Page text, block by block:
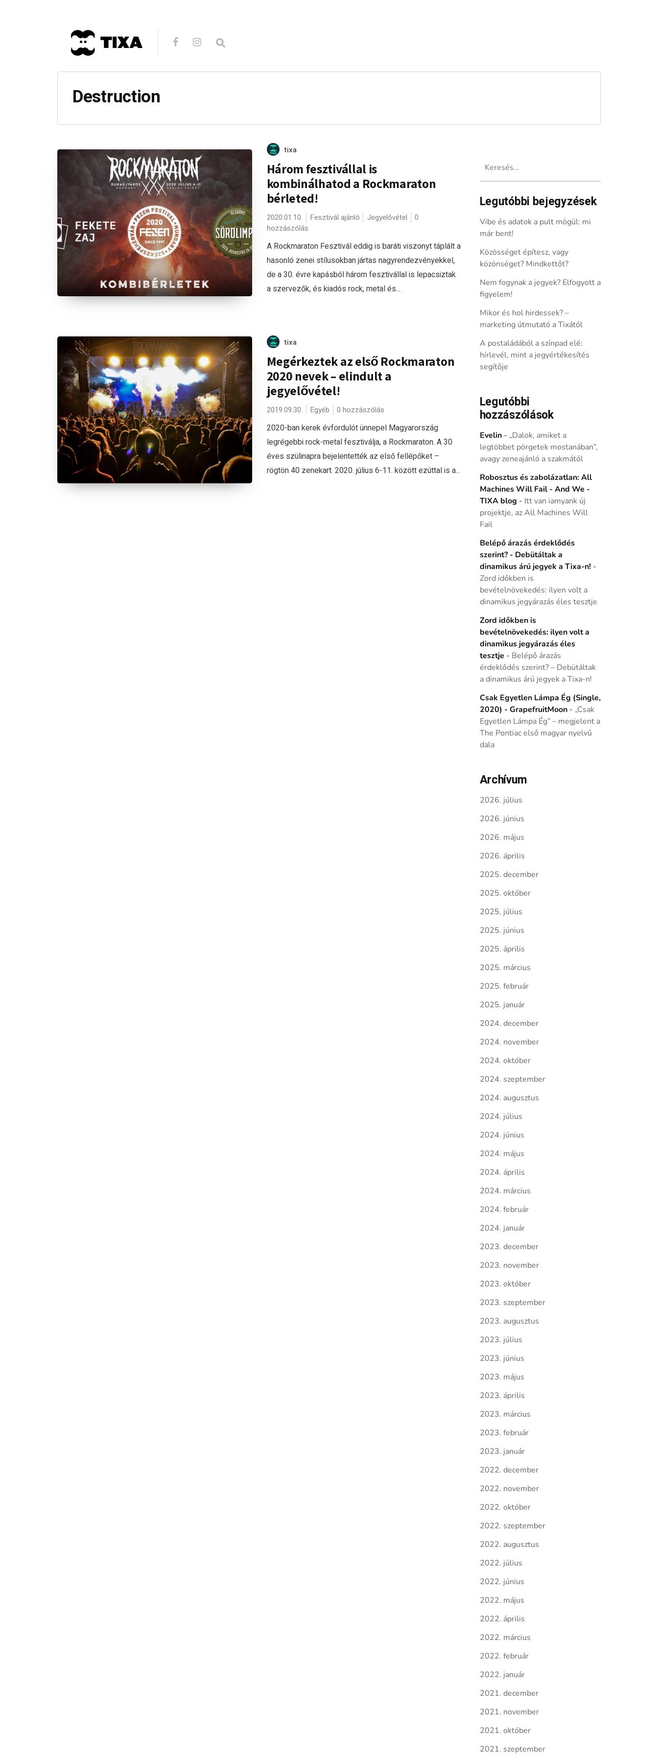
Destruction
tixa
Három fesztivállal is
kombinálhatod a Rockmaraton
bérleted!
2020.01.10. Fesztivál ajánló Jegyelővétel
0
hozzászólás
A Rockmaraton Fesztivál eddig is baráti viszonyt táplált a
hasonló zenei stílusokban jártas nagyrendezvényekkel,
de a 30. évre kapásból három fesztivállal is lepacsiztak
a szervezők, és kiadós rock, metal és...
tixa
Megérkeztek az első Rockmaraton
2020 nevek – elindult a
jegyelővétel!
2019.09.30. Egyéb 0 hozzászólás
2020-ban kerek évfordulót ünnepel Magyarország
legrégebbi rock-metal fesztiválja, a Rockmaraton. A 30
éves szülinapra bejelentették az első fellépőket –
rögtön 40 zenekart. 2020. július 6-11. között ezúttal is a...
Legutóbbi bejegyzések
Vibe és adatok a pult mögül: mi
már bent!
Közösséget építesz, vagy
közönséget? Mindkettőt?
Nem fogynak a jegyek? Elfogyott a
figyelem!
Mikor és hol hirdessek? –
marketing útmutató a Tixától
A postaládából a színpad elé:
hírlevél, mint a jegyértékesítés
segítője
Legutóbbi
hozzászólások
Evelin- „Dalok, amiket a
legtöbbet pörgetek mostanában”,
avagy zeneajánló a szakmától
Robosztus és zabolázatlan: All
Machines Will Fail - And We -
TIXA blog - Itt van iamyank új
projektje, az All Machines Will
Fail
Belépő árazás érdeklődés
szerint? - Debütáltak a
dinamikus árú jegyek a Tixa-n! -
Zord időkben is
bevételnövekedés: ilyen volt a
dinamikus jegyárazás éles tesztje
Zord időkben is
bevételnövekedés: ilyen volt a
dinamikus jegyárazás éles
tesztje - Belépő árazás
érdeklődés szerint? – Debütáltak
a dinamikus árú jegyek a Tixa-n!
Csak Egyetlen Lámpa Ég (Single,
2020) - GrapefruitMoon- „Csak
Egyetlen Lámpa Ég” – megjelent a
The Pontiac első magyar nyelvű
dala
Archívum
2026. július
2026. június
2026. május
2026. április
2025. december
2025. október
2025. július
2025. június
2025. április
2025. március
2025. február
2025. január
2024. december
2024. november
2024. október
2024. szeptember
2024. augusztus
2024. július
2024. június
2024. május
2024. április
2024. március
2024. február
2024. január
2023. december
2023. november
2023. október
2023. szeptember
2023. augusztus
2023. július
2023. június
2023. május
2023. április
2023. március
2023. február
2023. január
2022. december
2022. november
2022. október
2022. szeptember
2022. augusztus
2022. július
2022. június
2022. május
2022. április
2022. március
2022. február
2022. január
2021. december
2021. november
2021. október
2021. szeptember